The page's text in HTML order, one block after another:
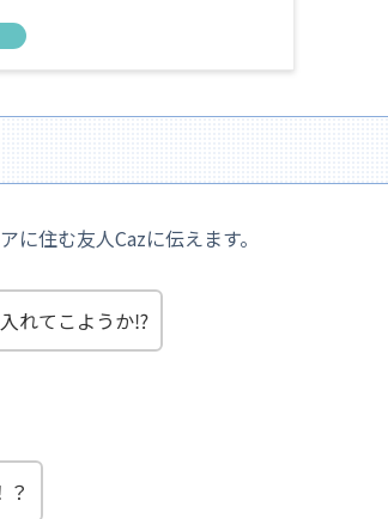
住む友人Cazに伝えます。
れてこようか⁉
？